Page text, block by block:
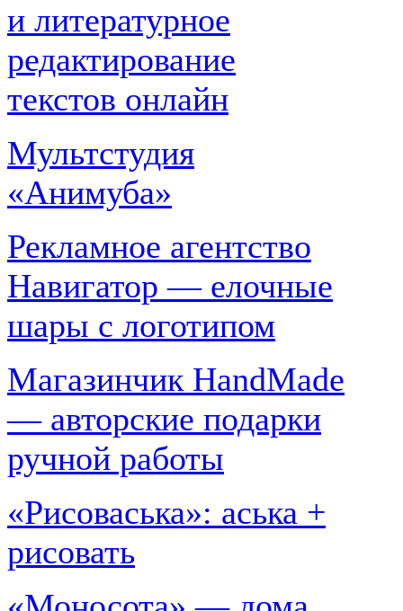
и литературное
редактирование
текстов онлайн
Мультстудия
«Анимуба»
Рекламное агентство
Навигатор — елочные
шары с логотипом
Магазинчик HandMade
— авторские подарки
ручной работы
«Рисоваська»: аська +
рисовать